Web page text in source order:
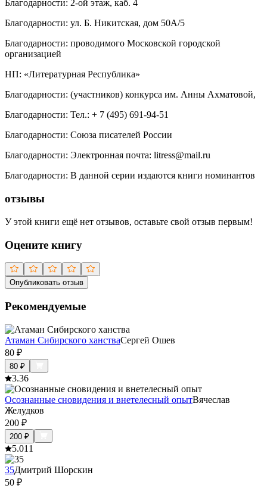
Благодарности: 2-ой этаж, каб. 4
Благодарности: ул. Б. Никитская, дом 50А/5
Благодарности: проводимого Московской городской
организацией
НП: «Литературная Республика»
Благодарности: (участников) конкурса им. Анны Ахматовой,
Благодарности: Тел.: + 7 (495) 691-94-51
Благодарности: Союза писателей России
Благодарности: Электронная почта: litress@mail.ru
Благодарности: В данной серии издаются книги номинантов
отзывы
У этой книги ещё нет отзывов, оставьте свой отзыв первым!
Оцените книгу
Опубликовать отзыв
Рекомендуемые
Атаман Сибирского ханстваСергей Ошев
80 ₽
80 ₽
3.36
Осознанные сновидения и внетелесный опытВячеслав
Желудков
200 ₽
200 ₽
5.011
35Дмитрий Шорскин
50 ₽